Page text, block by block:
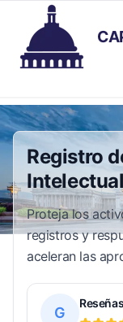
Registro
Proteja los
registros y
aceleran las
G